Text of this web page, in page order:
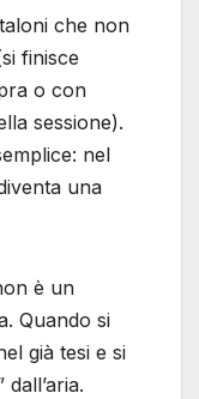
che non
finisce
o con
sessione).
nel
una
è un
Quando si
già tesi e si